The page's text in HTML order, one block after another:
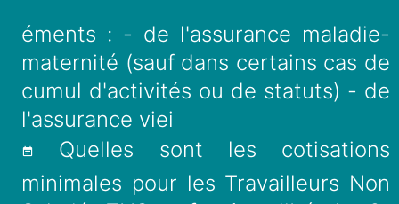
éments : - de l'assurance maladie-
maternité (sauf dans certains cas de
cumul d'activités ou de statuts) - de
l'assurance viei
Quelles sont les cotisations
minimales pour les Travailleurs Non